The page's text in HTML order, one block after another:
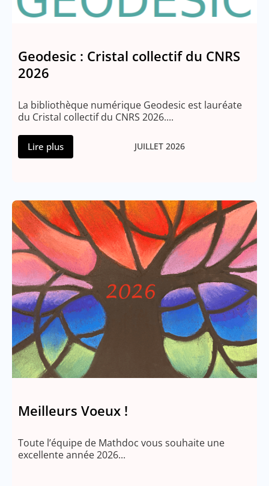
Geodesic : Cristal collectif du CNRS
2026
La bibliothèque numérique Geodesic est lauréate
du Cristal collectif du CNRS 2026....
Lire plus JUILLET 2026
Meilleurs Voeux !
Toute l’équipe de Mathdoc vous souhaite une
excellente année 2026...